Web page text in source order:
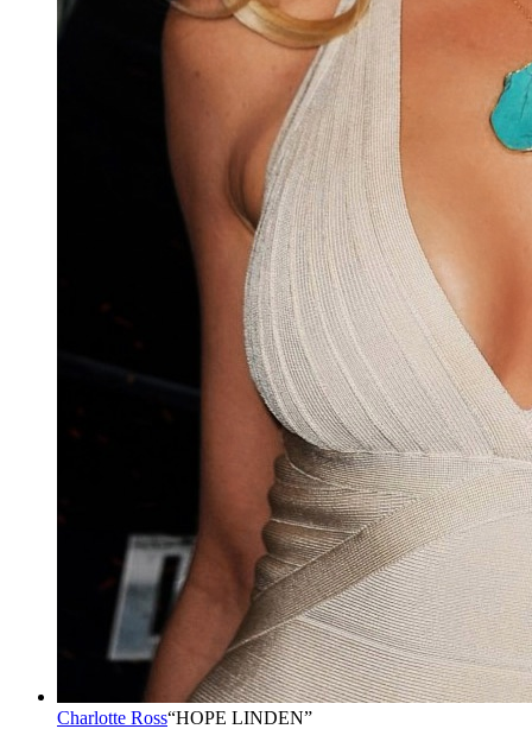
Charlotte Ross“HOPE LINDEN”